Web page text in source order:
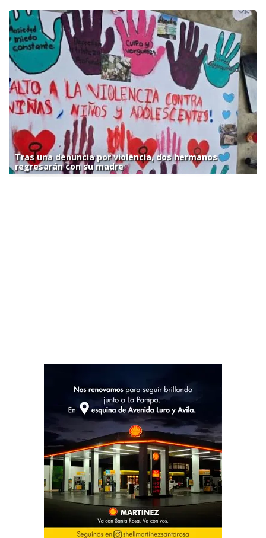
Tras una denuncia por violencia, dos hermanos
regresarán con su madre